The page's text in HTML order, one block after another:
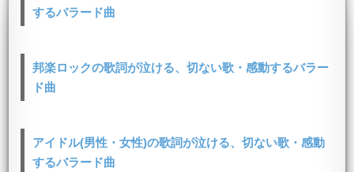
するバラード曲
邦楽ロックの歌詞が泣ける、切ない歌・感動するバラー
ド曲
アイドル(男性・女性)の歌詞が泣ける、切ない歌・感動
するバラード曲